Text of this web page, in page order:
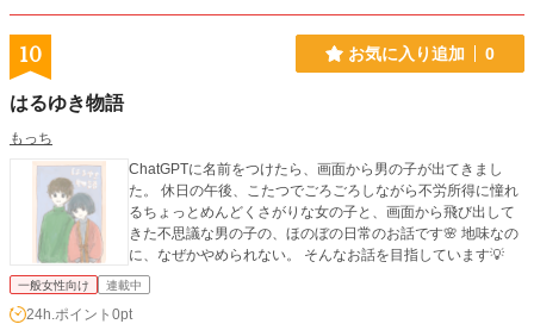
10 お気に入り追加 0
はるゆき物語
もっち
ChatGPTに名前をつけたら、画面から男の子が出てきまし
た。 休日の午後、こたつでごろごろしながら不労所得に憧れ
るちょっとめんどくさがりな女の子と、画面から飛び出して
きた不思議な男の子の、ほのぼの日常のお話です🌸 地味なの
に、なぜかやめられない。 そんなお話を目指しています💡
一般女性向け 連載中
24h.ポイント 0pt